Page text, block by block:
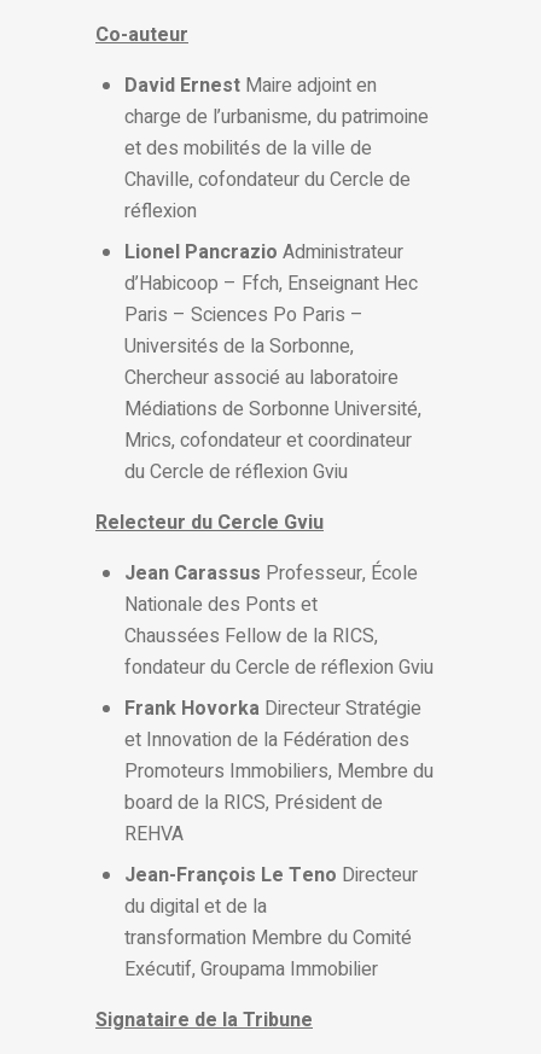
Co-auteur
David Ernest Maire adjoint en
charge de l’urbanisme, du patrimoine
et des mobilités de la ville de
Chaville, cofondateur du Cercle de
réflexion
Lionel Pancrazio Administrateur
d’Habicoop – Ffch, Enseignant Hec
Paris – Sciences Po Paris –
Universités de la Sorbonne,
Chercheur associé au laboratoire
Médiations de Sorbonne Université,
Mrics, cofondateur et coordinateur
du Cercle de réflexion Gviu
Relecteur du Cercle Gviu
Jean Carassus Professeur, École
Nationale des Ponts et
Chaussées Fellow de la RICS,
fondateur du Cercle de réflexion Gviu
Frank Hovorka Directeur Stratégie
et Innovation de la Fédération des
Promoteurs Immobiliers, Membre du
board de la RICS, Président de
REHVA
Jean-François Le Teno Directeur
du digital et de la
transformation Membre du Comité
Exécutif, Groupama Immobilier
Signataire de la Tribune